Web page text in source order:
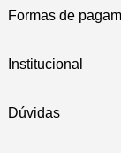
Formas de
Institucional
Dúvidas